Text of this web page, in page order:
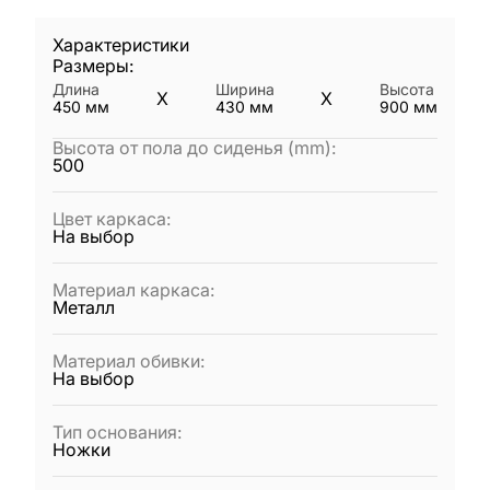
Характеристики
Размеры:
Длина
450 мм X
Ширина
430 мм X
Высота
900 мм
Высота от пола до сиденья (mm):
500
Цвет каркаса:
На выбор
Материал каркаса:
Металл
Материал обивки:
На выбор
Тип основания:
Ножки